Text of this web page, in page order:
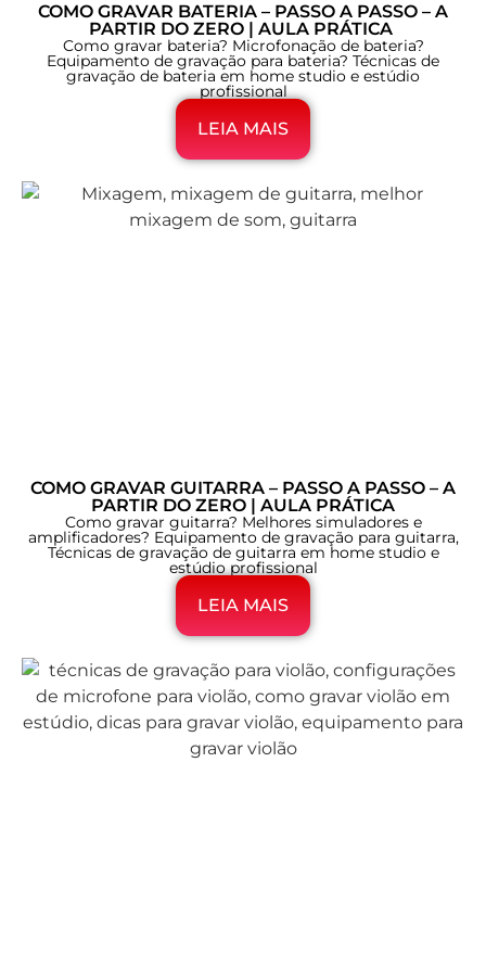
COMO GRAVAR BATERIA – PASSO A PASSO – A
PARTIR DO ZERO | AULA PRÁTICA
Como gravar bateria? Microfonação de bateria?
Equipamento de gravação para bateria? Técnicas de
gravação de bateria em home studio e estúdio
profissional
LEIA MAIS
COMO GRAVAR GUITARRA – PASSO A PASSO – A
PARTIR DO ZERO | AULA PRÁTICA
Como gravar guitarra? Melhores simuladores e
amplificadores? Equipamento de gravação para guitarra,
Técnicas de gravação de guitarra em home studio e
estúdio profissional
LEIA MAIS